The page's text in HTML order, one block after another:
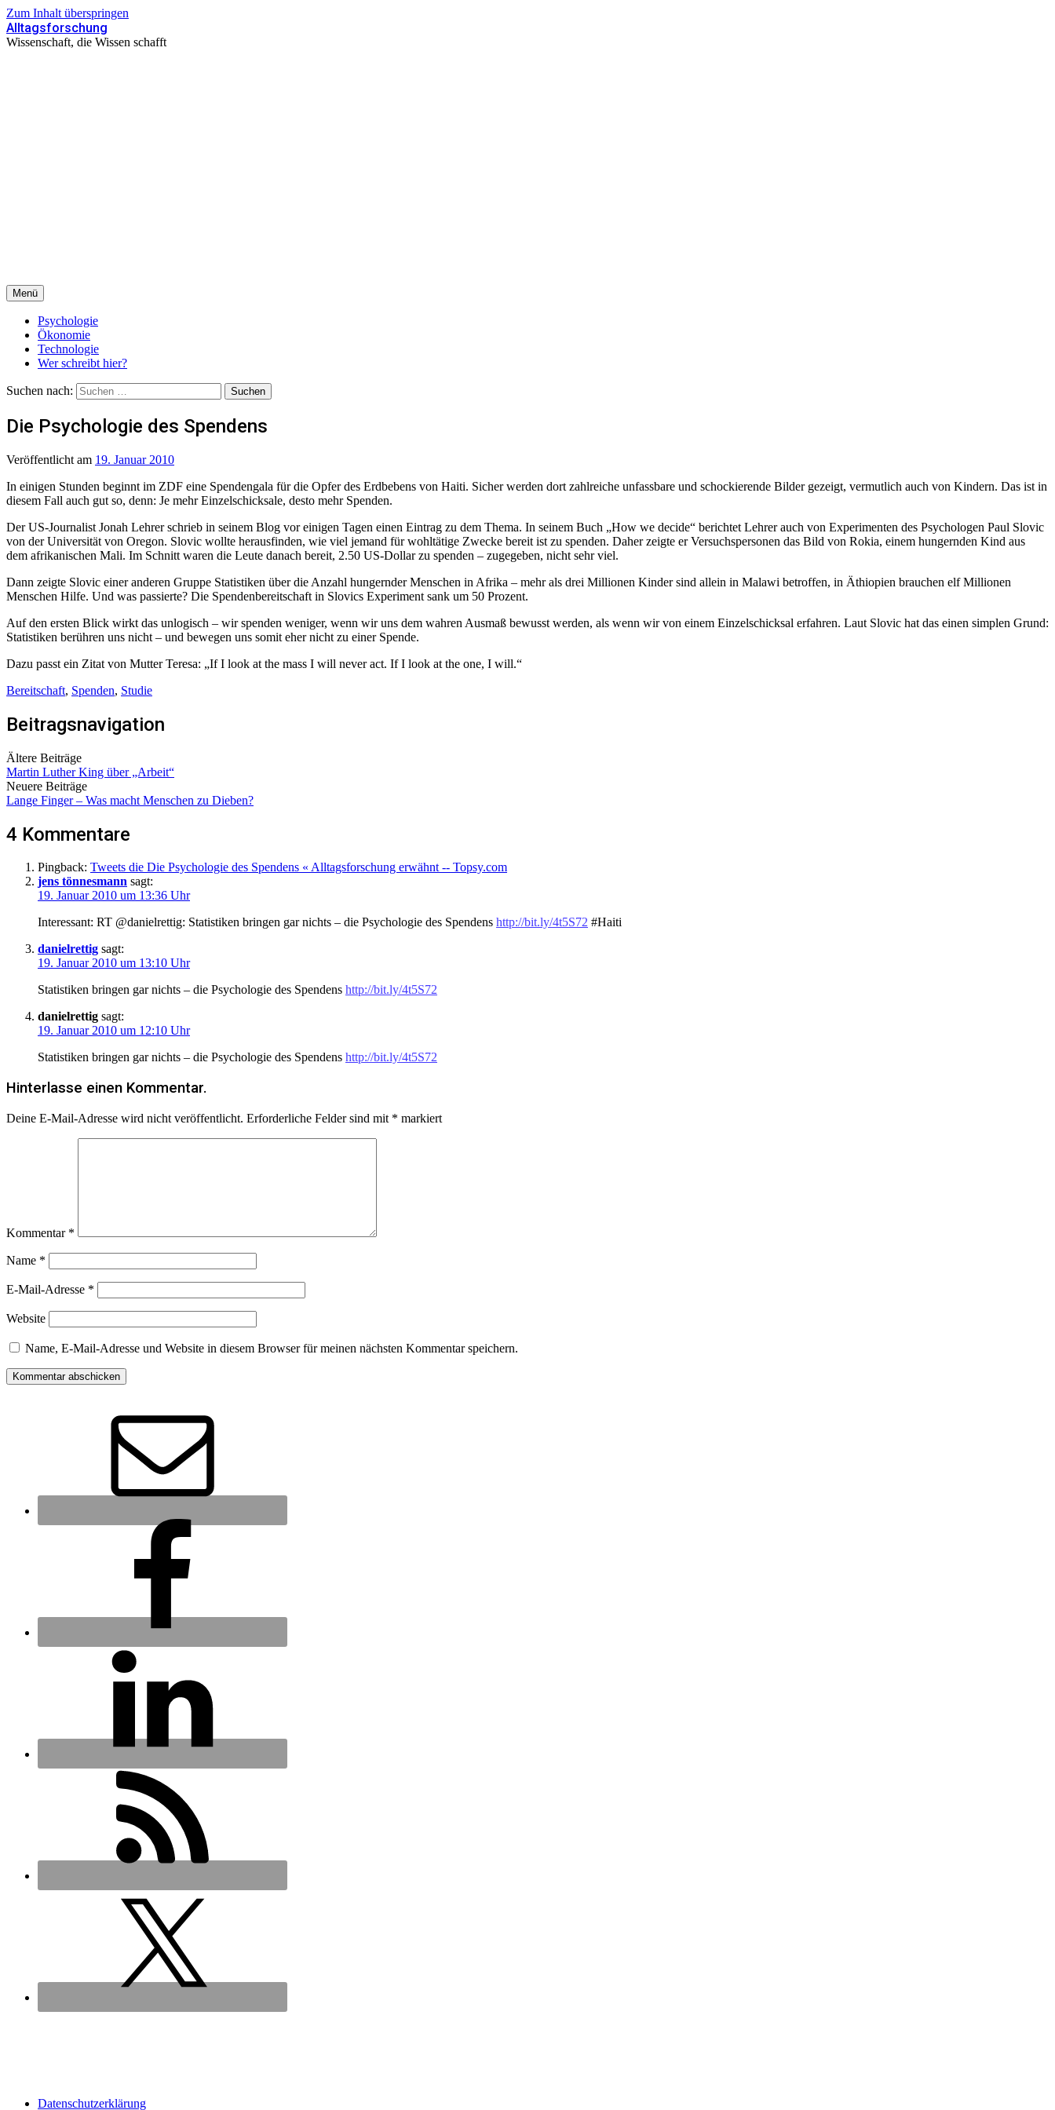
Zum Inhalt überspringen
Alltagsforschung
Wissenschaft, die Wissen schafft
Menü
Psychologie
Ökonomie
Technologie
Wer schreibt hier?
Suchen nach:
Die Psychologie des Spendens
Veröffentlicht am 19. Januar 2010
In einigen Stunden beginnt im ZDF eine Spendengala für die Opfer des Erdbebens von Haiti. Sicher werden dort zahlreiche unfassbare und schockierende Bilder gezeigt, vermutlich auch von Kindern. Das ist in
diesem Fall auch gut so, denn: Je mehr Einzelschicksale, desto mehr Spenden.
Der US-Journalist Jonah Lehrer schrieb in seinem Blog vor einigen Tagen einen Eintrag zu dem Thema. In seinem Buch „How we decide“ berichtet Lehrer auch von Experimenten des Psychologen Paul Slovic
von der Universität von Oregon. Slovic wollte herausfinden, wie viel jemand für wohltätige Zwecke bereit ist zu spenden. Daher zeigte er Versuchspersonen das Bild von Rokia, einem hungernden Kind aus
dem afrikanischen Mali. Im Schnitt waren die Leute danach bereit, 2.50 US-Dollar zu spenden – zugegeben, nicht sehr viel.
Dann zeigte Slovic einer anderen Gruppe Statistiken über die Anzahl hungernder Menschen in Afrika – mehr als drei Millionen Kinder sind allein in Malawi betroffen, in Äthiopien brauchen elf Millionen
Menschen Hilfe. Und was passierte? Die Spendenbereitschaft in Slovics Experiment sank um 50 Prozent.
Auf den ersten Blick wirkt das unlogisch – wir spenden weniger, wenn wir uns dem wahren Ausmaß bewusst werden, als wenn wir von einem Einzelschicksal erfahren. Laut Slovic hat das einen simplen Grund:
Statistiken berühren uns nicht – und bewegen uns somit eher nicht zu einer Spende.
Dazu passt ein Zitat von Mutter Teresa: „If I look at the mass I will never act. If I look at the one, I will.“
Bereitschaft, Spenden, Studie
Beitragsnavigation
Ältere Beiträge
Martin Luther King über „Arbeit“
Neuere Beiträge
Lange Finger – Was macht Menschen zu Dieben?
4 Kommentare
Pingback: Tweets die Die Psychologie des Spendens « Alltagsforschung erwähnt -- Topsy.com
jens tönnesmann sagt:
19. Januar 2010 um 13:36 Uhr
Interessant: RT @danielrettig: Statistiken bringen gar nichts – die Psychologie des Spendens http://bit.ly/4t5S72 #Haiti
danielrettig sagt:
19. Januar 2010 um 13:10 Uhr
Statistiken bringen gar nichts – die Psychologie des Spendens http://bit.ly/4t5S72
danielrettig sagt:
19. Januar 2010 um 12:10 Uhr
Statistiken bringen gar nichts – die Psychologie des Spendens http://bit.ly/4t5S72
Hinterlasse einen Kommentar.
Deine E-Mail-Adresse wird nicht veröffentlicht. Erforderliche Felder sind mit * markiert
Kommentar *
Name *
E-Mail-Adresse *
Website
Name, E-Mail-Adresse und Website in diesem Browser für meinen nächsten Kommentar speichern.
Datenschutz­erklärung